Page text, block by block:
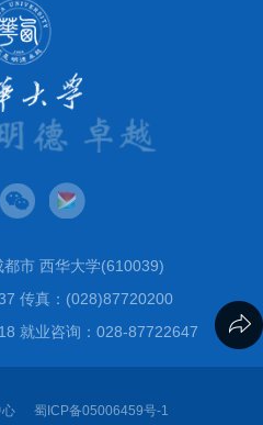
都市 西华大学(610039)
传真：(028)87720200
就业咨询：028-87722647
心
蜀ICP备05006459号-1